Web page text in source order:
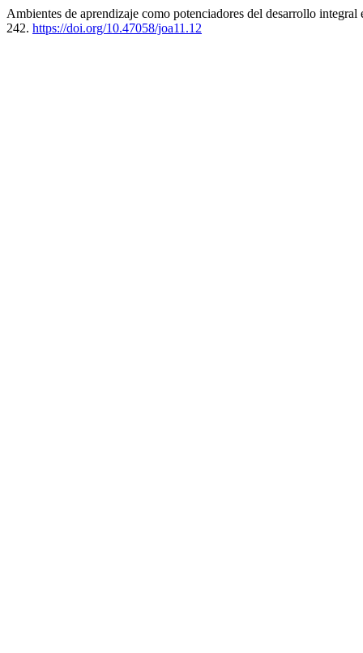
Ambientes de aprendizaje como potenciadores del desarrollo
242. https://doi.org/10.47058/joa11.12